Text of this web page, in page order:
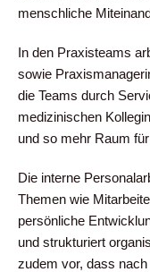
menschliche
In den Praxisteams
sowie
die Teams durch
medizinischen
und so mehr Raum
Die interne
Themen wie
persönliche
und strukturiert
zudem vor, dass